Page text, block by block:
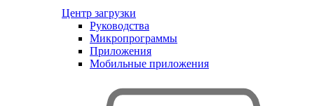
Центр загрузки
Руководства
Микропрограммы
Приложения
Мобильные приложения